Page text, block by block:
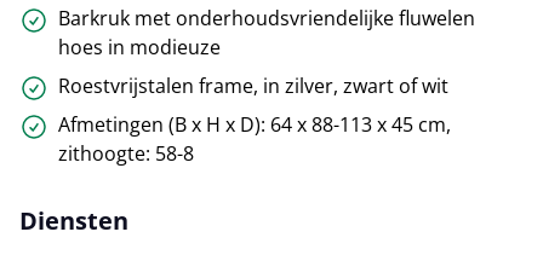
Barkruk met onderhoudsvriendelijke fluwelen
hoes in modieuze
Roestvrijstalen frame, in zilver, zwart of wit
Afmetingen (B x H x D): 64 x 88-113 x 45 cm,
zithoogte: 58-8
Diensten